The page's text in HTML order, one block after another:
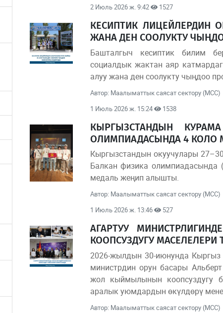
2 Июль 2026 ж. 9:42
1527
КЕСИПТИК ЛИЦЕЙЛЕРДИН
ЖАНА ДЕН СООЛУКТУ
Башталгыч кесиптик билим
социалдык жактан аяр
алуу жана ден соолукту чыңдоо
Автор: Маалыматтык саясат сектору (МСС)
1 Июль 2026 ж. 15:24
1538
КЫРГЫЗСТАНДЫН
ОЛИМПИАДАСЫНДА 4 КОЛО
Кыргызстандын окуучулары
Балкан физика олимпиадасында
медаль жеңип алышты.
Автор: Маалыматтык саясат сектору (МСС)
1 Июль 2026 ж. 13:46
527
АГАРТУУ
КООПСУЗДУГУ МАСЕЛЕЛЕРИ
2026-жылдын 30-июнунда Кыргыз
министрдин орун басары
жол кыймылынын коопсуздугу
аралык уюмдардын өкүлдөрү
Автор: Маалыматтык саясат сектору (МСС)